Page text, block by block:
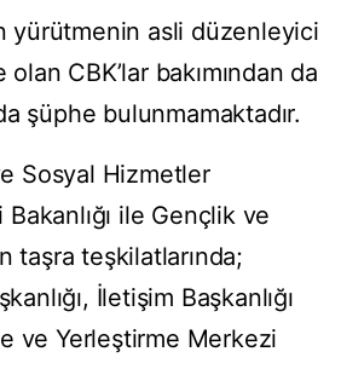
yürütmenin asli düzenleyici
CBK’lar bakımından da
şüphe bulunmamaktadır.
Sosyal Hizmetler
Bakanlığı ile Gençlik ve
taşra teşkilatlarında;
İletişim Başkanlığı
ve Yerleştirme Merkezi